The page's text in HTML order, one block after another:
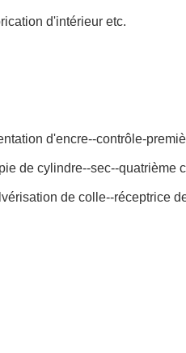
d'intérieur etc.
d'encre--contrôle-
de cylindre--sec--quatrième
de colle--réceptrice